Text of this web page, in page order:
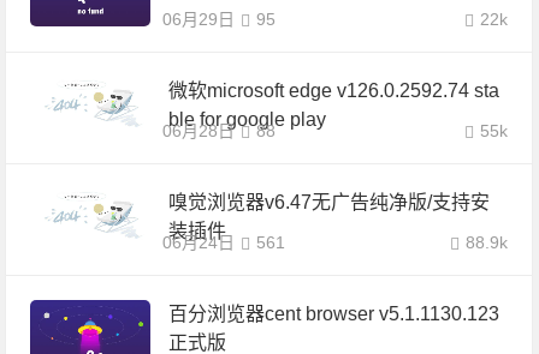
06月29日 22k
95
微软microsoft edge v126.0.2592.74 sta
ble for google play
06月28日 55k
88
嗅觉浏览器v6.47无广告纯净版/支持安
装插件
06月24日 88.9k
561
百分浏览器cent browser v5.1.1130.123
正式版